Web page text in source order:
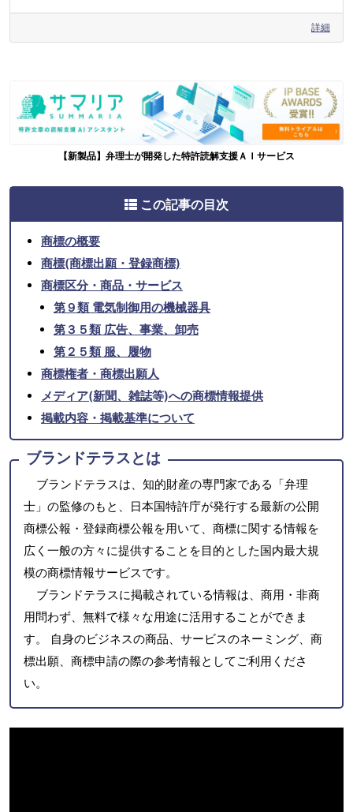
詳細
【新製品】弁理士が開発した特許読解支援ＡＩサービス
この記事の目次
商標の概要
商標(商標出願・登録商標)
商標区分・商品・サービス
第９類 電気制御用の機械器具
第３５類 広告、事業、卸売
第２５類 服、履物
商標権者・商標出願人
メディア(新聞、雑誌等)への商標情報提供
掲載内容・掲載基準について
ブランドテラスとは
ブランドテラスは、知的財産の専門家である「弁理
士」の監修のもと、日本国特許庁が発行する最新の公開
商標公報・登録商標公報を用いて、商標に関する情報を
広く一般の方々に提供することを目的とした国内最大規
模の商標情報サービスです。
ブランドテラスに掲載されている情報は、商用・非商
用問わず、無料で様々な用途に活用することができま
す。 自身のビジネスの商品、サービスのネーミング、商
標出願、商標申請の際の参考情報としてご利用くださ
い。